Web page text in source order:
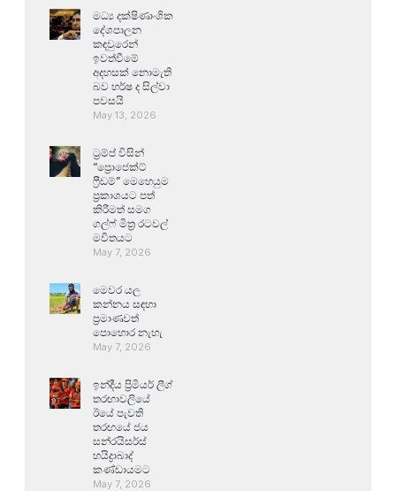
මධ්‍ය දක්ෂිණාංශික
දේශපාලන
කඳවුරෙන්
ඉවත්වීමේ
අදහසක් නොමැති
බව හර්ෂ ද සිල්වා
පවසයි
May 13, 2026
ට්‍රම්ප් විසින්
“ප්‍රොජෙක්ට්
ෆ්‍රීඩම්” මෙහෙයුම
ප්‍රකාශයට පත්
කිරීමත් සමග
ගල්ෆ් මිත්‍ර රටවල්
මවිතයට
May 7, 2026
මෙවර යල
කන්නය සඳහා
ප්‍රමාණවත්
පොහොර නැහැ
May 7, 2026
ඉන්දීය ප්‍රිමියර් ලීග්
තරඟාවලියේ
ඊයේ පැවති
තරඟයේ ජය
සන්රයිසර්ස්
හයිද්‍රාබාද්
කණ්ඩායමට
May 7, 2026